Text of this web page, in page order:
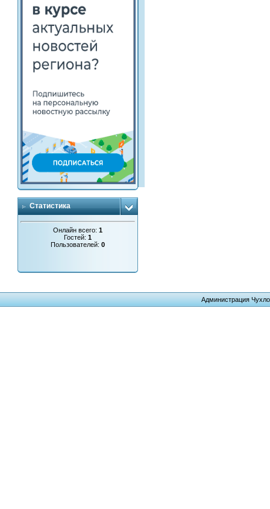
Статистика
Онлайн всего:1
Гостей:1
Пользователей:0
Администрация